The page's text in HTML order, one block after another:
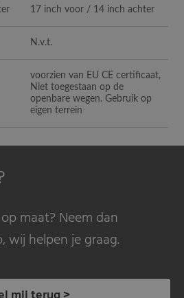
17 inch voor / 14 inch achter
N.v.t.
voorzien van EU CE certificaat,
Niet toegestaan op de
openbare wegen. Gebruik op
eigen terrein
maat? Neem dan
wij helpen je graag.